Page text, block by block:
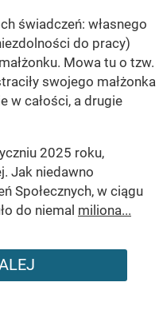
świadczeń: własnego
do pracy)
Mowa tu o tzw.
swojego małżonka
w całości, a drugie
2025 roku,
Jak niedawno
Społecznych, w ciągu
do niemal miliona...